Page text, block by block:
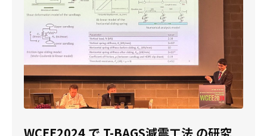
WCEE2024 で T-BAGS減震工法 の研究